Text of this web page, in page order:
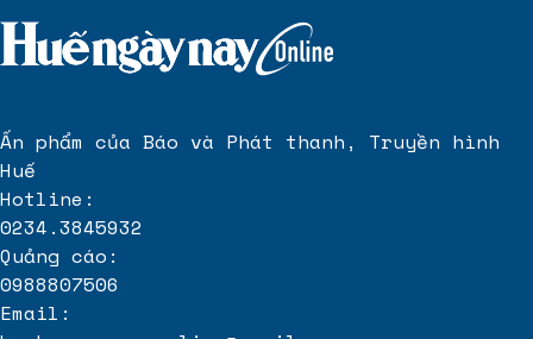
Ấn phẩm của Báo và Phát thanh, Truyền hình
Huế
Hotline:
0234.3845932
Quảng cáo:
0988807506
Email: